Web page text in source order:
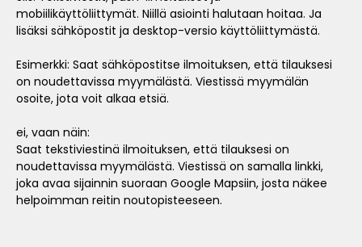
mobiilikäyttöliittymät. Niillä asiointi halutaan hoitaa. Ja
lisäksi sähköpostit ja desktop-versio käyttöliittymästä.
Esimerkki: Saat sähköpostitse ilmoituksen, että tilauksesi
on noudettavissa myymälästä. Viestissä myymälän
osoite, jota voit alkaa etsiä.
ei, vaan näin:
Saat tekstiviestinä ilmoituksen, että tilauksesi on
noudettavissa myymälästä. Viestissä on samalla linkki,
joka avaa sijainnin suoraan Google Mapsiin, josta näkee
helpoimman reitin noutopisteeseen.